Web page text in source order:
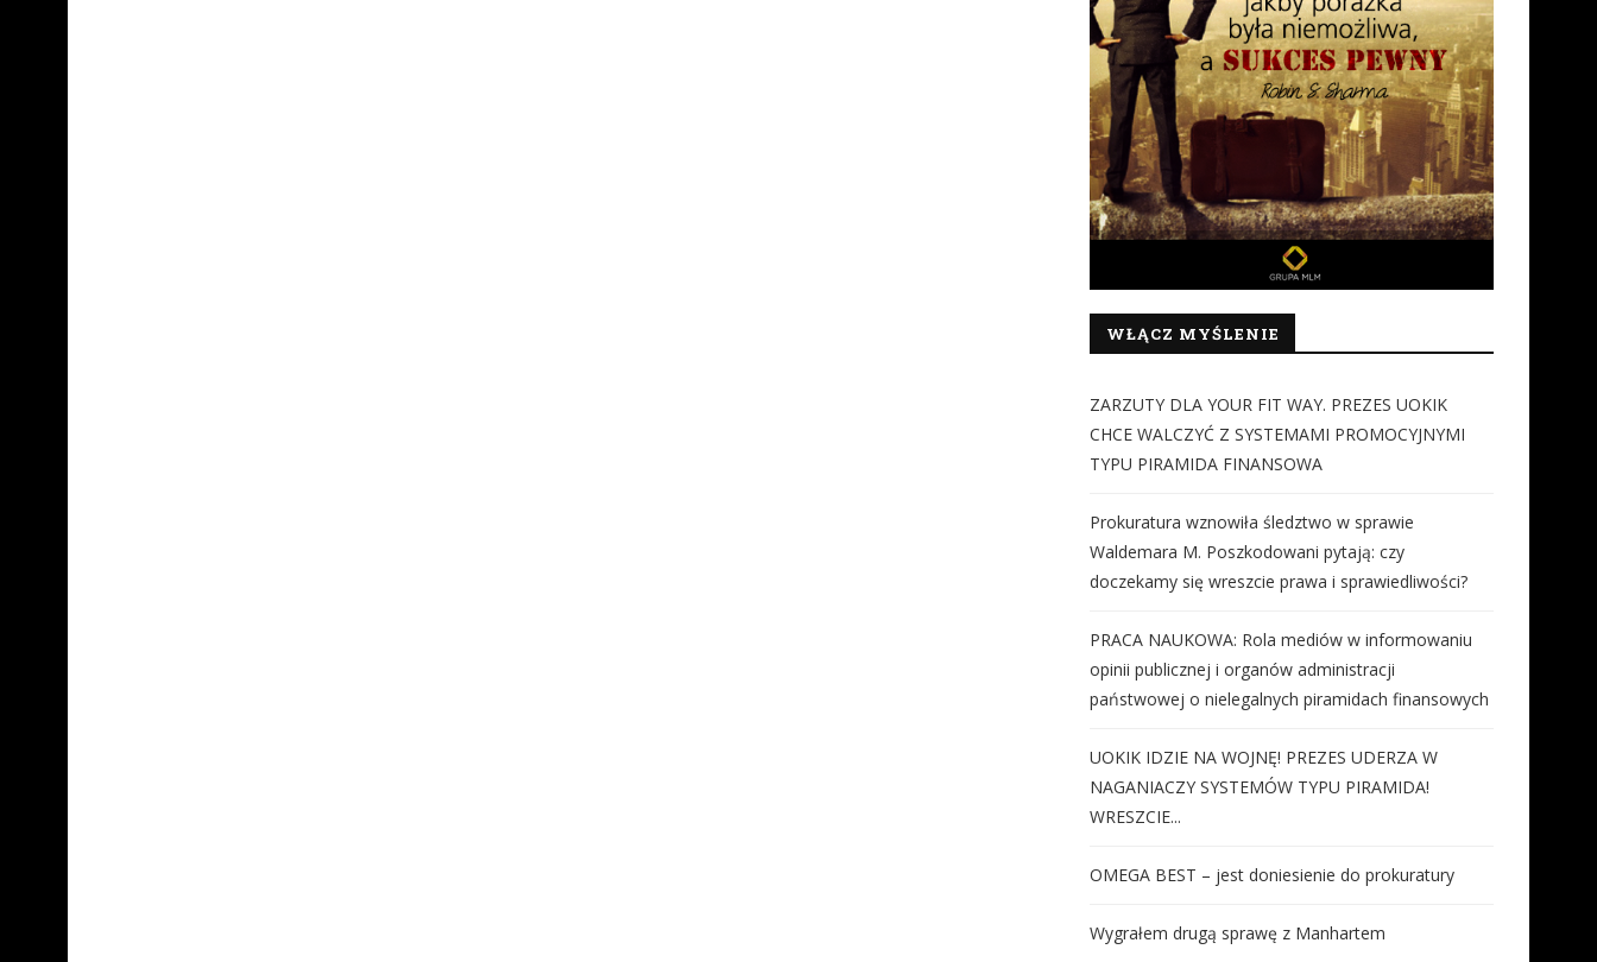
WŁĄCZ MYŚLENIE
ZARZUTY DLA YOUR FIT WAY. PREZES UOKIK
CHCE WALCZYĆ Z SYSTEMAMI PROMOCYJNYMI
TYPU PIRAMIDA FINANSOWA
Prokuratura wznowiła śledztwo w sprawie
Waldemara M. Poszkodowani pytają: czy
doczekamy się wreszcie prawa i sprawiedliwości?
PRACA NAUKOWA: Rola mediów w informowaniu
opinii publicznej i organów administracji
państwowej o nielegalnych piramidach finansowych
UOKIK IDZIE NA WOJNĘ! PREZES UDERZA W
NAGANIACZY SYSTEMÓW TYPU PIRAMIDA!
WRESZCIE...
OMEGA BEST – jest doniesienie do prokuratury
Wygrałem drugą sprawę z Manhartem